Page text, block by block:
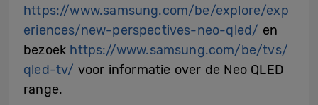
https://www.samsung.com/be/explore/exp
eriences/new-perspectives-neo-qled/ en
bezoek https://www.samsung.com/be/tvs/
qled-tv/ voor informatie over de Neo QLED
range.